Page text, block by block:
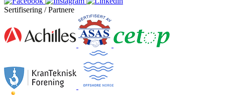
Sertifisering / Partnere